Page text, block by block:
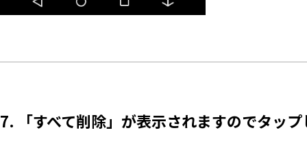
7. 「すべて削除」が表示されますのでタップ